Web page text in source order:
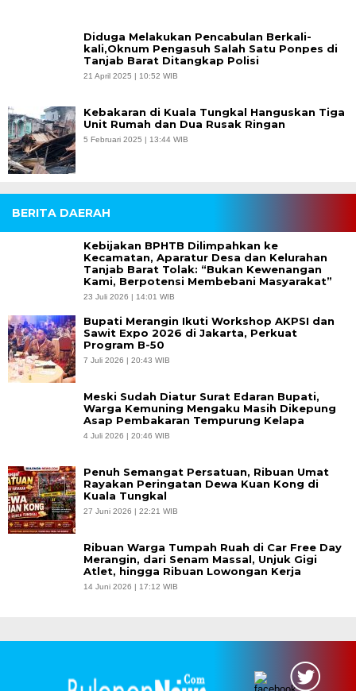
Diduga Melakukan Pencabulan Berkali-
kali,Oknum Pengasuh Salah Satu Ponpes di
Tanjab Barat Ditangkap Polisi
21 April 2025 | 10:52 WIB
Kebakaran di Kuala Tungkal Hanguskan Tiga
Unit Rumah dan Dua Rusak Ringan
5 Februari 2025 | 13:44 WIB
BERITA DAERAH
Kebijakan BPHTB Dilimpahkan ke
Kecamatan, Aparatur Desa dan Kelurahan
Tanjab Barat Tolak: “Bukan Kewenangan
Kami, Berpotensi Membebani Masyarakat”
23 Juli 2026 | 14:01 WIB
Bupati Merangin Ikuti Workshop AKPSI dan
Sawit Expo 2026 di Jakarta, Perkuat
Program B-50
7 Juli 2026 | 20:43 WIB
Meski Sudah Diatur Surat Edaran Bupati,
Warga Kemuning Mengaku Masih Dikepung
Asap Pembakaran Tempurung Kelapa
4 Juli 2026 | 20:46 WIB
Penuh Semangat Persatuan, Ribuan Umat
Rayakan Peringatan Dewa Kuan Kong di
Kuala Tungkal
27 Juni 2026 | 22:21 WIB
Ribuan Warga Tumpah Ruah di Car Free Day
Merangin, dari Senam Massal, Unjuk Gigi
Atlet, hingga Ribuan Lowongan Kerja
14 Juni 2026 | 17:12 WIB